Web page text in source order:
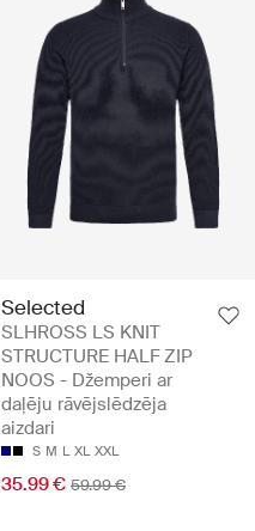
Selected
SLHROSS LS KNIT
STRUCTURE HALF ZIP
NOOS - Džemperi ar
daļēju rāvējslēdzēja
aizdari
S M L XL XXL
35.99 € 59.99 €